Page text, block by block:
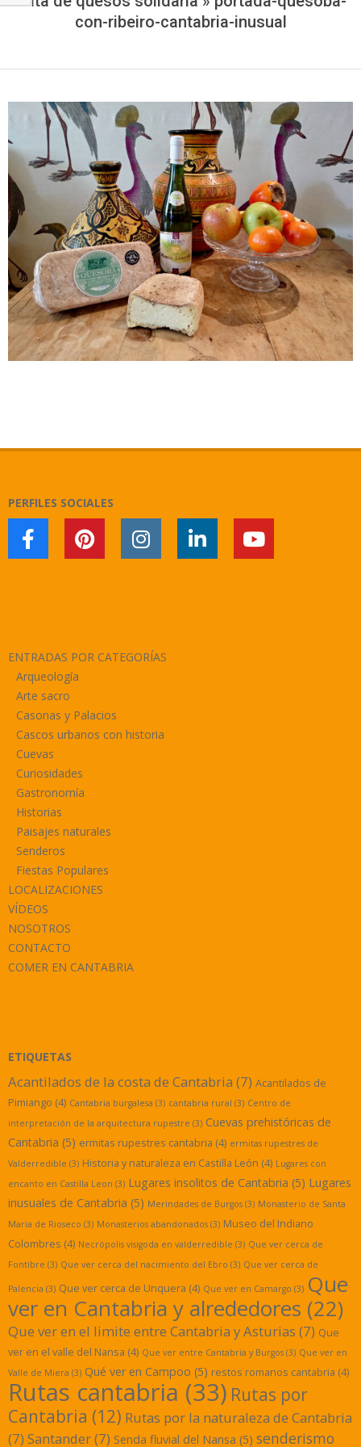
con-ribeiro-cantabria-inusual
PERFILES SOCIALES
ENTRADAS POR CATEGORÍAS
Arqueología
Arte sacro
Casonas y Palacios
Cascos urbanos con historia
Cuevas
Curiosidades
Gastronomía
Historias
Paisajes naturales
Senderos
Fiestas Populares
LOCALIZACIONES
VÍDEOS
NOSOTROS
CONTACTO
COMER EN CANTABRIA
ETIQUETAS
Acantilados de la costa de Cantabria (7) Acantilados de
Pimiango (4) Cantabria burgalesa (3) cantabria rural (3) Centro de
interpretación de la arquitectura rupestre (3) Cuevas prehistóricas de
Cantabria (5) ermitas rupestres cantabria (4) ermitas rupestres de
Valderredible (3) Historia y naturaleza en Castilla León (4) Lugares con
encanto en Castilla Leon (3) Lugares insolitos de Cantabria (5) Lugares
inusuales de Cantabria (5) Merindades de Burgos (3) Monasterio de Santa
Maria de Rioseco (3) Monasterios abandonados (3) Museo del Indiano
Colombres (4) Necrópolis visigoda en valderredible (3) Que ver cerca de
Fontibre (3) Que ver cerca del nacimiento del Ebro (3) Que ver cerca de
Palencia (3) Que ver cerca de Unquera (4) Que ver en Camargo (3) Que
ver en Cantabria y alrededores (22)
Que ver en el limite entre Cantabria y Asturias (7) Que
ver en el valle del Nansa (4) Que ver entre Cantabria y Burgos (3) Que ver en
Valle de Miera (3) Qué ver en Campoo (5) restos romanos cantabria (4)
Rutas cantabria (33) Rutas por
Cantabria (12) Rutas por la naturaleza de Cantabria
(7) Santander(7) Senda fluvial del Nansa (5) senderismo